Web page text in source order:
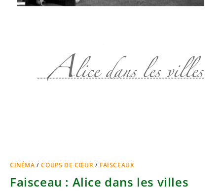
CINÉMA /COUPS DE CŒUR / FAISCEAUX
Faisceau : Alice dans les villes